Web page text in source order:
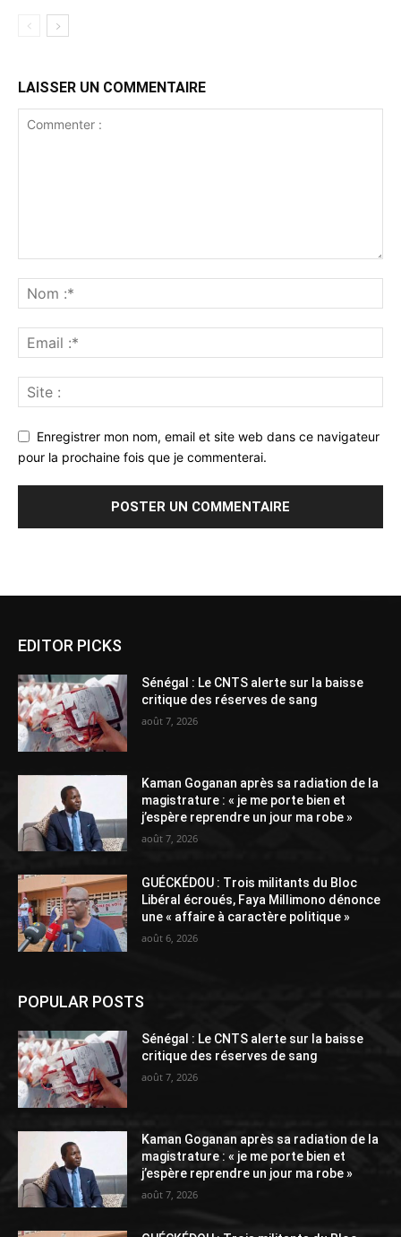
LAISSER UN COMMENTAIRE
Enregistrer mon nom, email et site web dans ce navigateur
pour la prochaine fois que je commenterai.
EDITOR PICKS
Sénégal : Le CNTS alerte sur la baisse
critique des réserves de sang
août 7, 2026
Kaman Goganan après sa radiation de la
magistrature : « je me porte bien et
j’espère reprendre un jour ma robe »
août 7, 2026
GUÉCKÉDOU : Trois militants du Bloc
Libéral écroués, Faya Millimono dénonce
une « affaire à caractère politique »
août 6, 2026
POPULAR POSTS
Sénégal : Le CNTS alerte sur la baisse
critique des réserves de sang
août 7, 2026
Kaman Goganan après sa radiation de la
magistrature : « je me porte bien et
j’espère reprendre un jour ma robe »
août 7, 2026